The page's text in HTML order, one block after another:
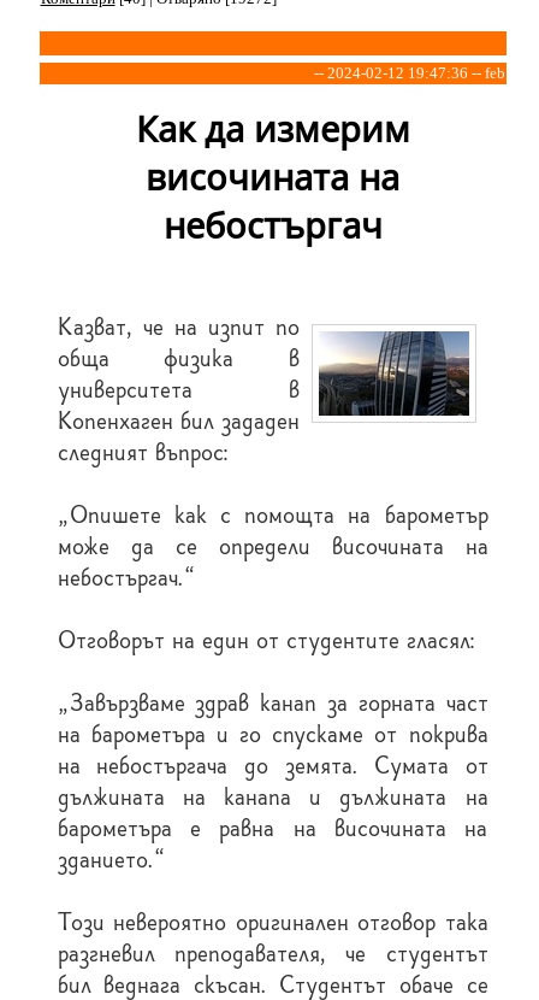
-- 2024-02-12 19:47:36 -- feb
Как да измерим
височината на
небостъргач
Казват, че на изпит по
обща физика в
университета в
Копенхаген бил зададен
следният въпрос:
“Опишете как с помощта на барометър
може да се определи височината на
небостъргач.”
Отговорът на един от студентите гласял:
“Завързваме здрав канап за горната част
на барометъра и го спускаме от покрива
на небостъргача до земята. Сумата от
дължината на канапа и дължината на
барометъра е равна на височината на
зданието.”
Този невероятно оригинален отговор така
разгневил преподавателя, че студентът
бил веднага скъсан. Студентът обаче се